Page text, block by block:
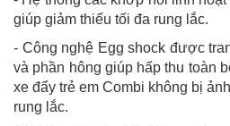
giúp giảm thiểu tối đa rung lắc.
- Công nghệ Egg shock được
và phần hông giúp hấp thu toàn
xe đẩy trẻ em Combi không bị
rung lắc.